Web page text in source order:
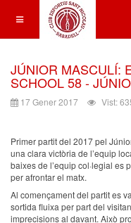
JÚNIOR MASCULÍ:
SCHOOL 58 -
17 Gener 2017 Vist:
Primer partit del 2017 pel
una clara victòria de l’equip
baixes de l’equip col·legial es
per afrontar el matx.
Al començament del partit es
sortida fluixa per part del
imprecisions al davant. Això